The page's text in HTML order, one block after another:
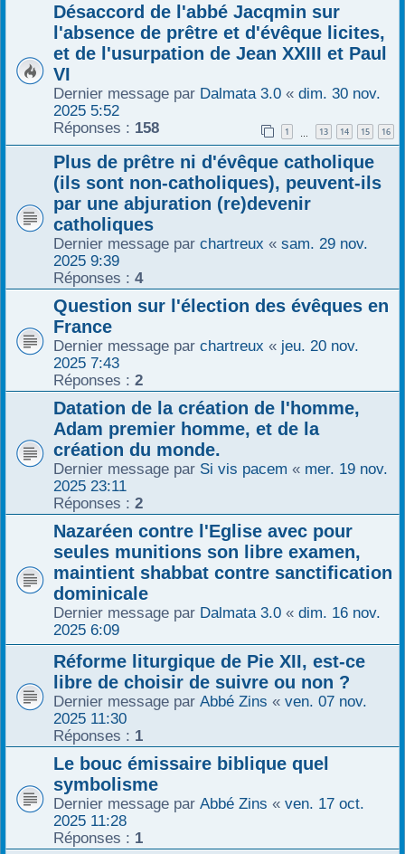
Désaccord de l'abbé Jacqmin sur
l'absence de prêtre et d'évêque licites,
et de l'usurpation de Jean XXIII et Paul
VI
Dernier message par Dalmata 3.0 « dim. 30 nov.
2025 5:52
Réponses : 158 1 13 14 15 16
Plus de prêtre ni d'évêque catholique
(ils sont non-catholiques), peuvent-ils
par une abjuration (re)devenir
catholiques
Dernier message par chartreux « sam. 29 nov.
2025 9:39
Réponses : 4
Question sur l'élection des évêques en
France
Dernier message par chartreux « jeu. 20 nov.
2025 7:43
Réponses : 2
Datation de la création de l'homme,
Adam premier homme, et de la
création du monde.
Dernier message par Si vis pacem « mer. 19 nov.
2025 23:11
Réponses : 2
Nazaréen contre l'Eglise avec pour
seules munitions son libre examen,
maintient shabbat contre sanctification
dominicale
Dernier message par Dalmata 3.0 « dim. 16 nov.
2025 6:09
Réforme liturgique de Pie XII, est-ce
libre de choisir de suivre ou non ?
Dernier message par Abbé Zins « ven. 07 nov.
2025 11:30
Réponses : 1
Le bouc émissaire biblique quel
symbolisme
Dernier message par Abbé Zins « ven. 17 oct.
2025 11:28
Réponses : 1